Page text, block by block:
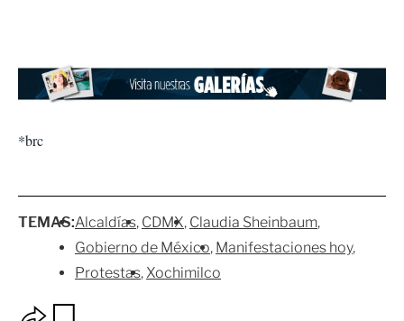
*brc
TEMAS:Alcaldías CDMX Claudia Sheinbaum
Gobierno de México Manifestaciones hoy
Protestas Xochimilco